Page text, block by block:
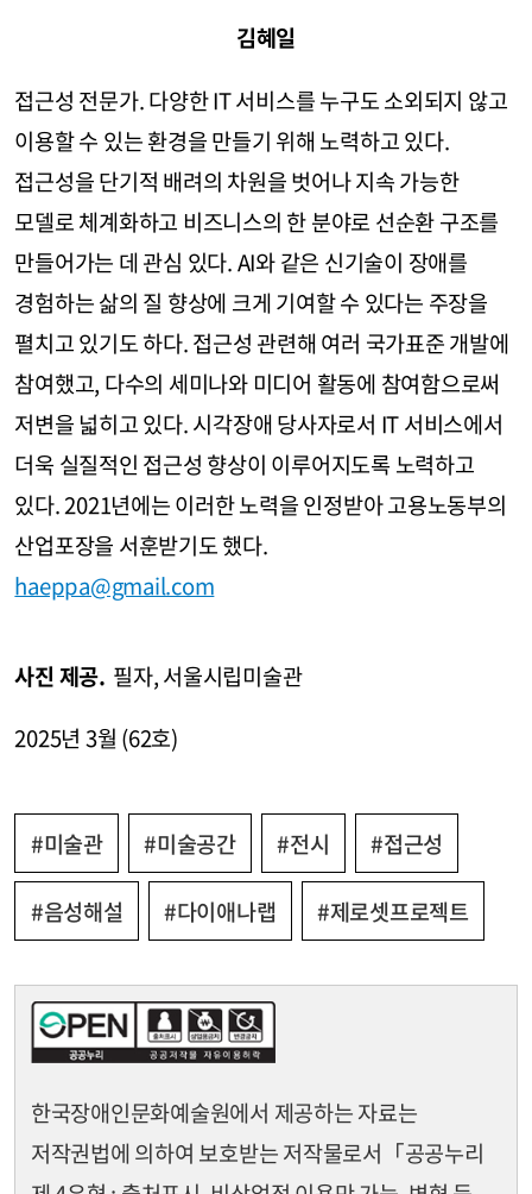
김혜일
접근성 전문가. 다양한 IT 서비스를 누구도 소외되지 않고
이용할 수 있는 환경을 만들기 위해 노력하고 있다.
접근성을 단기적 배려의 차원을 벗어나 지속 가능한
모델로 체계화하고 비즈니스의 한 분야로 선순환 구조를
만들어가는 데 관심 있다. AI와 같은 신기술이 장애를
경험하는 삶의 질 향상에 크게 기여할 수 있다는 주장을
펼치고 있기도 하다. 접근성 관련해 여러 국가표준 개발에
참여했고, 다수의 세미나와 미디어 활동에 참여함으로써
저변을 넓히고 있다. 시각장애 당사자로서 IT 서비스에서
더욱 실질적인 접근성 향상이 이루어지도록 노력하고
있다. 2021년에는 이러한 노력을 인정받아 고용노동부의
산업포장을 서훈받기도 했다.
haeppa@gmail.com
사진 제공. 필자, 서울시립미술관
2025년 3월 (62호)
#미술관 #미술공간 #전시 #접근성
#음성해설 #다이애나랩 #제로셋프로젝트
한국장애인문화예술원에서 제공하는 자료는
저작권법에 의하여 보호받는 저작물로서 「공공누리